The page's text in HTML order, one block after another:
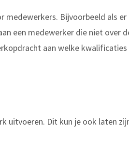
Bijvoorbeeld als er
een medewerker die niet over
aan welke
uitvoeren. Dit kun je ook laten